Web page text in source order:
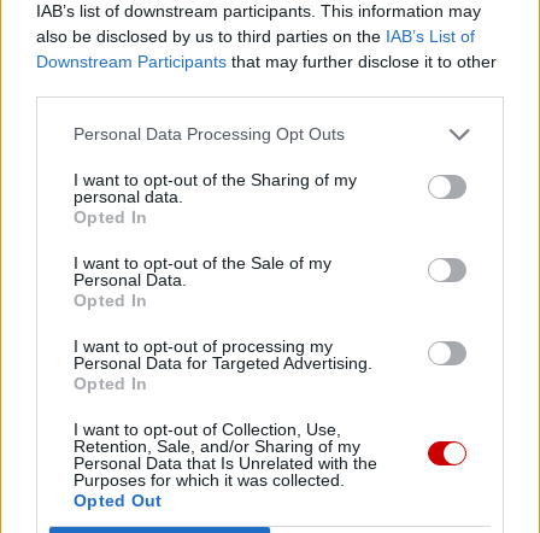
IAB’s list of downstream participants. This information may
also be disclosed by us to third parties on the IAB’s List of
Downstream Participants that may further disclose it to other
Personal Data Processing Opt Outs
I want to opt-out of the Sharing of my
personal data.
Opted In
I want to opt-out of the Sale of my
Personal Data.
Opted In
I want to opt-out of processing my
Personal Data for Targeted Advertising.
Opted In
I want to opt-out of Collection, Use,
Retention, Sale, and/or Sharing of my
Personal Data that Is Unrelated with the
Purposes for which it was collected.
Opted Out
06 sierpnia 2026 | 13:20
Leon XIV do młodych w Asyżu: od św. Franciszka uczcie się
budowania pokoju i wspólnoty
Ks. Waldemar Turek przy grobie św. Jana Pawła II:
06 sierpnia 2026 | 12:31
Bielsko-żywieccy pielgrzymi w drodze na Jasną Górę
06 sierpnia 2026 | 11:38
Przewodniczący episkopatu przypomniał o naturze patriotyzmu
06 sierpnia 2026 | 10:02
Bp Muskus do pielgrzymów: potrzebujemy przypomnieć sobie,
06 sierpnia 2026 | 09:50
Jarosław: obchody 450 lat cudownego obrazu Matki Bożej
Śnieżnej